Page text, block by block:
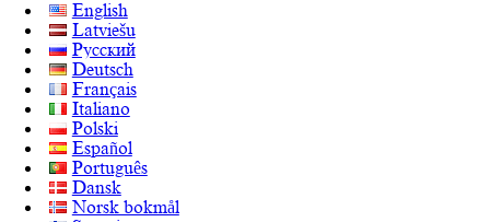
English
Latviešu
Русский
Deutsch
Français
Italiano
Polski
Español
Português
Dansk
Norsk bokmål